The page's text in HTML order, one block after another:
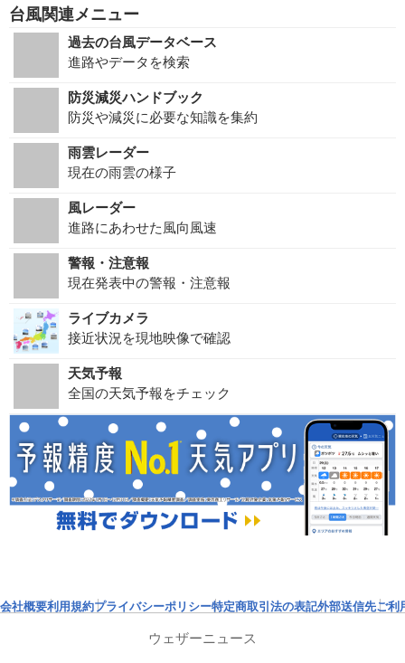
台風関連メニュー
過去の台風データベース
進路やデータを検索
防災減災ハンドブック
防災や減災に必要な知識を集約
雨雲レーダー
現在の雨雲の様子
風レーダー
進路にあわせた風向風速
警報・注意報
現在発表中の警報・注意報
ライブカメラ
接近状況を現地映像で確認
天気予報
全国の天気予報をチェック
会社概要利用規約プライバシーポリシー特定商取引法の表記外部送信先ご利
ウェザーニュース